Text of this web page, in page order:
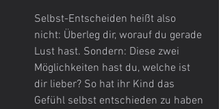
Selbst-Entscheiden heißt also
nicht: Überleg dir, worauf du gerade
Lust hast. Sondern: Diese zwei
Möglichkeiten hast du, welche ist
dir lieber? So hat ihr Kind das
Gefühl selbst entschieden zu haben